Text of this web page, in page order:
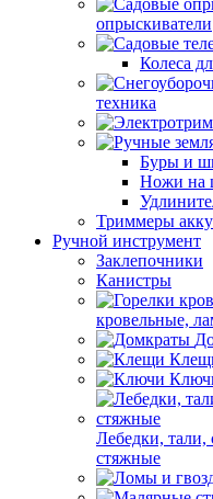
опрыскиватели
Колеса
техника
Буры и
Ножи на
Триммеры
Ручной инструмент
Заклепочники
Канистры
кровельные,
Лебедки,
стяжные